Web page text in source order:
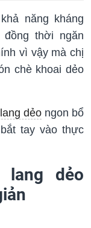
năng kháng
thời ngăn
vì vậy mà chị
chè khoai dẻo
dẻongon bổ
tay vào thực
lang dẻo